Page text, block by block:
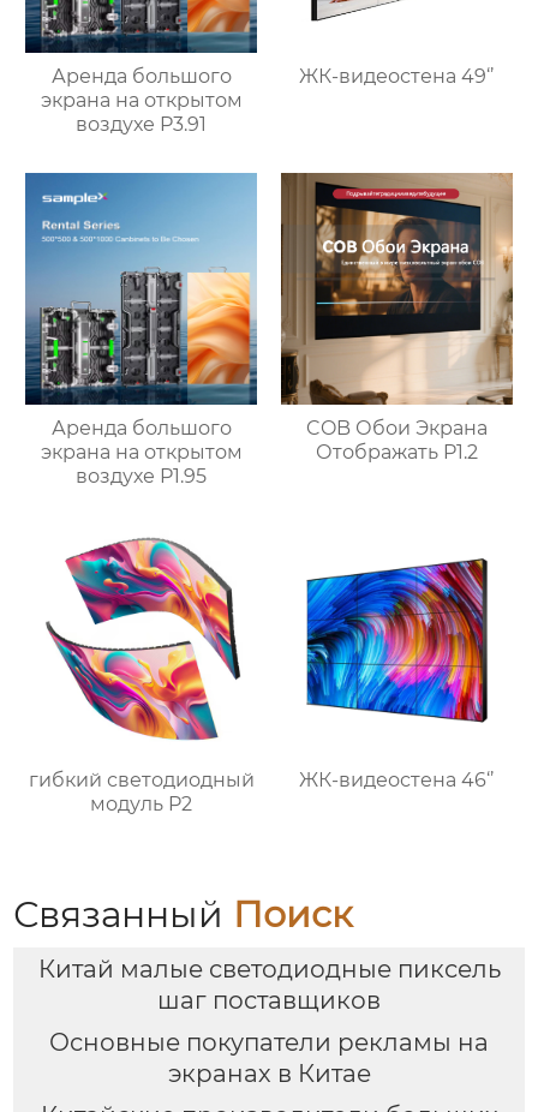
Аренда большого
экрана на открытом
воздухе P3.91
ЖК-видеостена 49‘’
Аренда большого
экрана на открытом
воздухе P1.95
COB Обои Экрана
Отображать P1.2
гибкий светодиодный
модуль P2
ЖК-видеостена 46‘’
Связанный Поиск
Китай малые светодиодные пиксель
шаг поставщиков
Основные покупатели рекламы на
экранах в Китае